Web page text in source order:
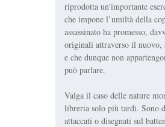
riprodotta un'importante
che impone l’umiltà della
assassinato ha promesso,
originali attraverso il nuovo,
e che dunque non
può parlare.
Valga il caso delle nature
libreria solo più tardi. Sono
attaccati o disegnati sul